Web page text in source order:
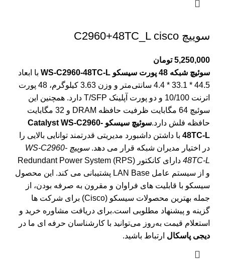
سوییچ C2960+48TC_L cisco
5,250,000 تومان
سوئیچ شبکه 48 پورت سیسکو WS-C2960-48TC-L
با ابعاد
44.5 * 33.1 * 4.4 سانتی‌متر و وزن 3.63 کیلوگرم، 48 پورت
اترنت 10/100 و دو پورت آپلینک T/SFP دارد. همچنین این
سوئیچ 64 مگابایت ظرفیت حافظه DRAM و 32 مگابایت
حافظه فلش دارد.
سوئیچ سیسکو Catalyst WS-C2960-
48TC-L با داشتن داشبورد مدیریتی قدرتمند توانایی بالایی را
در اختیار مدیران شبکه قرار می دهد.
سوییچ WS-C2960-
48TC-L
دارای کانکتور Redundant Power System (RPS)
و از سیستم عامل LAN Base پشتیبانی می کند. این محصول
سیسکو با قابلیت های فراوان و مقرون به صرفه بودن، از
جمله بهترین محصولات سیسکو (Cisco) برای شرکت ها
گزینه و پیشنهاد مطلوبی است.برای دریافت مشاوره خرید و
استعلام قیمت به‌روز می‌توانید با کارشناسان حرفه ای ما در
دیجی پاسکال ارتباط باشید.